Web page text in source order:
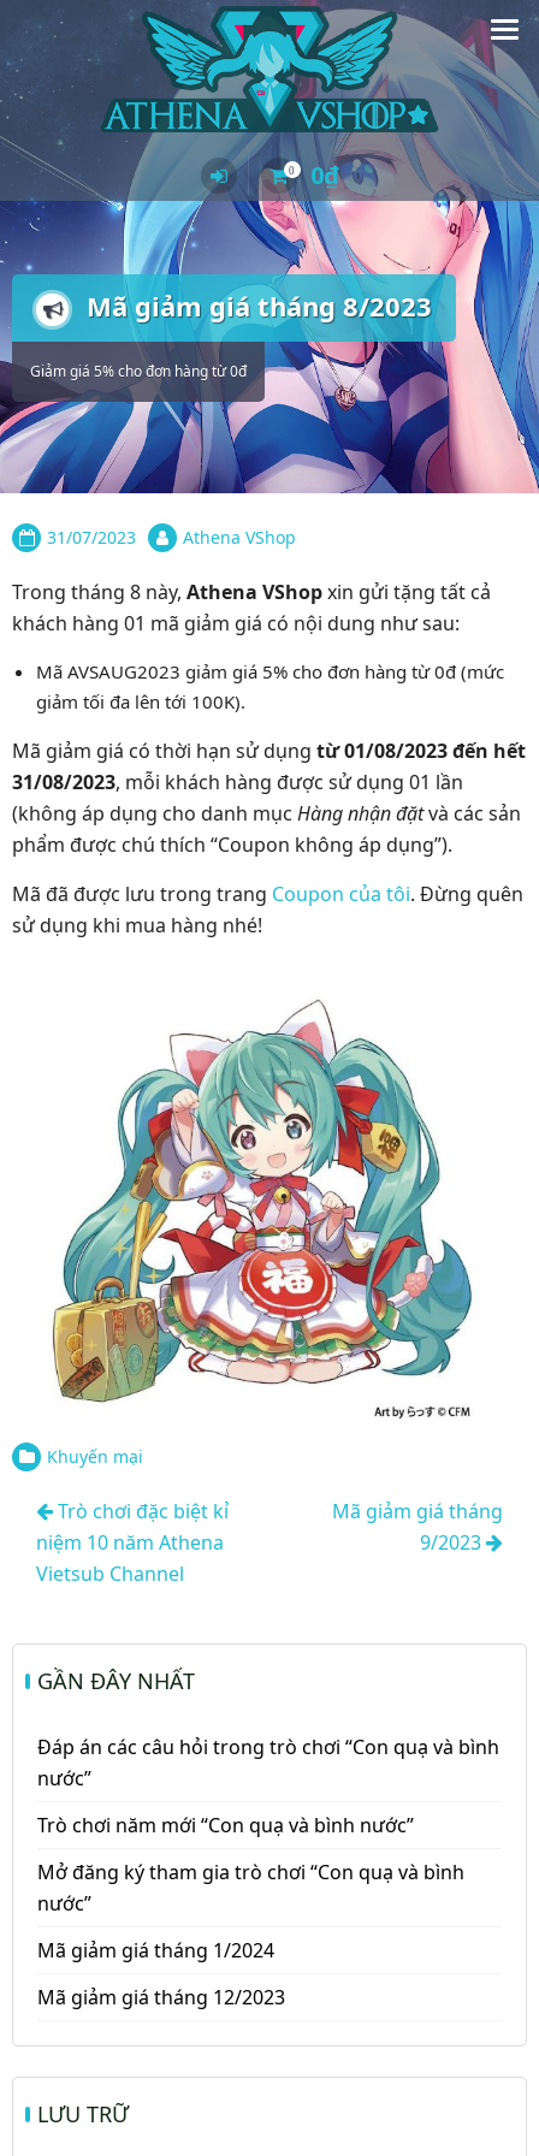
content
0 0₫
Mã giảm giá tháng 8/2023
Giảm giá 5% cho đơn hàng từ 0đ
31/07/2023 Athena VShop
Trong tháng 8 này, Athena VShopxin gửi tặng tất cả
khách hàng 01 mã giảm giá có nội dung như sau:
Mã AVSAUG2023 giảm giá 5% cho đơn hàng từ 0đ (mức
giảm tối đa lên tới 100K).
Mã giảm giá có thời hạn sử dụng từ 01/08/2023 đến hết
31/08/2023, mỗi khách hàng được sử dụng 01 lần
(không áp dụng cho danh mục Hàng nhận đặtvà các sản
phẩm được chú thích “Coupon không áp dụng”).
Mã đã được lưu trong trang Coupon của tôi. Đừng quên
sử dụng khi mua hàng nhé!
Khuyến mại
Điều
hướng
bài
Trò chơi đặc biệt kỉ
niệm 10 năm Athena
Vietsub Channel
Mã giảm giá tháng
9/2023
GẦN ĐÂY NHẤT
Đáp án các câu hỏi trong trò chơi “Con quạ và bình
nước”
Trò chơi năm mới “Con quạ và bình nước”
Mở đăng ký tham gia trò chơi “Con quạ và bình
nước”
Mã giảm giá tháng 1/2024
Mã giảm giá tháng 12/2023
LƯU TRỮ